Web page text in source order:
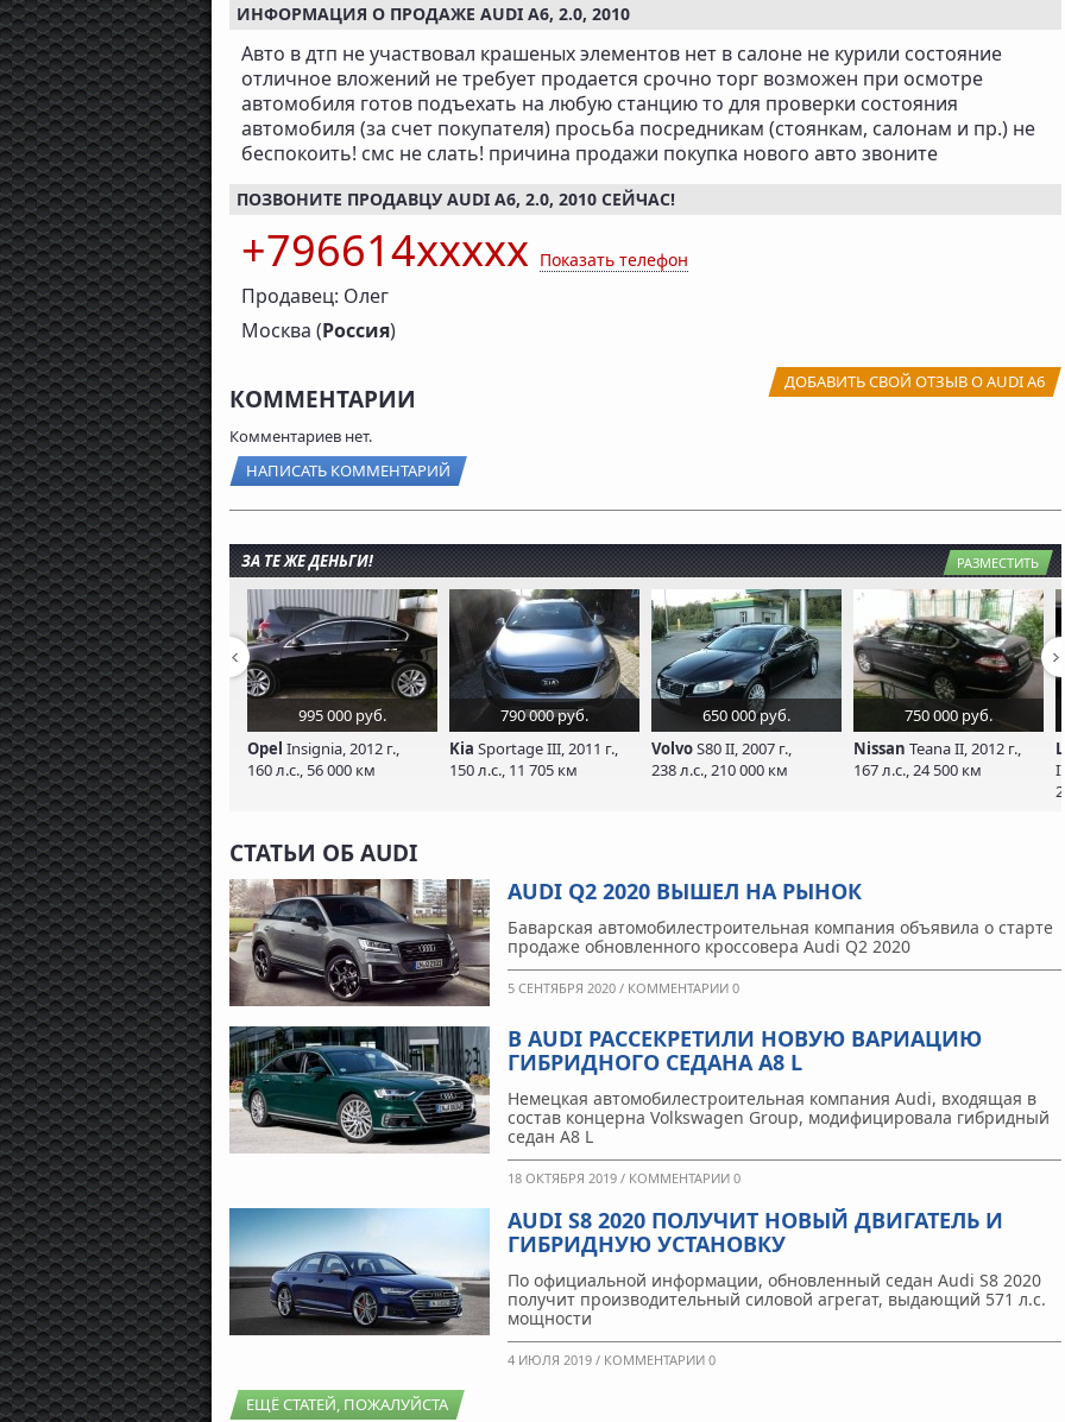
ИНФОРМАЦИЯ О ПРОДАЖЕ AUDI A6, 2.0, 2010
Авто в дтп не участвовал крашеных элементов нет в салоне не курили состояние
отличное вложений не требует продается срочно торг возможен при осмотре
автомобиля готов подъехать на любую станцию то для проверки состояния
автомобиля (за счет покупателя) просьба посредникам (стоянкам, салонам и пр.) не
беспокоить! смс не слать! причина продажи покупка нового авто звоните
ПОЗВОНИТЕ ПРОДАВЦУ AUDI A6, 2.0, 2010 СЕЙЧАС!
+796614xxxxx Показать телефон
Продавец: Олег
Москва (Россия)
ДОБАВИТЬ СВОЙ ОТЗЫВ О AUDI A6
КОММЕНТАРИИ
Комментариев нет.
НАПИСАТЬ КОММЕНТАРИЙ
ЗА ТЕ ЖЕ ДЕНЬГИ! РАЗМЕСТИТЬ
995 000 руб.
Opel Insignia, 2012 г.,
160 л.с., 56 000 км
790 000 руб.
Kia Sportage III, 2011 г.,
150 л.с., 11 705 км
650 000 руб.
VolvoS80 II, 2007 г.,
238 л.с., 210 000 км
750 000 руб.
Nissan Teana II, 2012 г.,
167 л.с., 24 500 км
СТАТЬИ ОБ AUDI
AUDI Q2 2020 ВЫШЕЛ НА РЫНОК
Баварская автомобилестроительная компания объявила о старте
продаже обновленного кроссовера Audi Q2 2020
5 СЕНТЯБРЯ 2020 / КОММЕНТАРИИ 0
В AUDI РАССЕКРЕТИЛИ НОВУЮ ВАРИАЦИЮ
ГИБРИДНОГО СЕДАНА A8 L
Немецкая автомобилестроительная компания Audi, входящая в
состав концерна Volkswagen Group, модифицировала гибридный
седан A8 L
18 ОКТЯБРЯ 2019 / КОММЕНТАРИИ 0
AUDI S8 2020 ПОЛУЧИТ НОВЫЙ ДВИГАТЕЛЬ И
ГИБРИДНУЮ УСТАНОВКУ
По официальной информации, обновленный седан Audi S8 2020
получит производительный силовой агрегат, выдающий 571 л.с.
мощности
4 ИЮЛЯ 2019 / КОММЕНТАРИИ 0
ЕЩЁ СТАТЕЙ, ПОЖАЛУЙСТА